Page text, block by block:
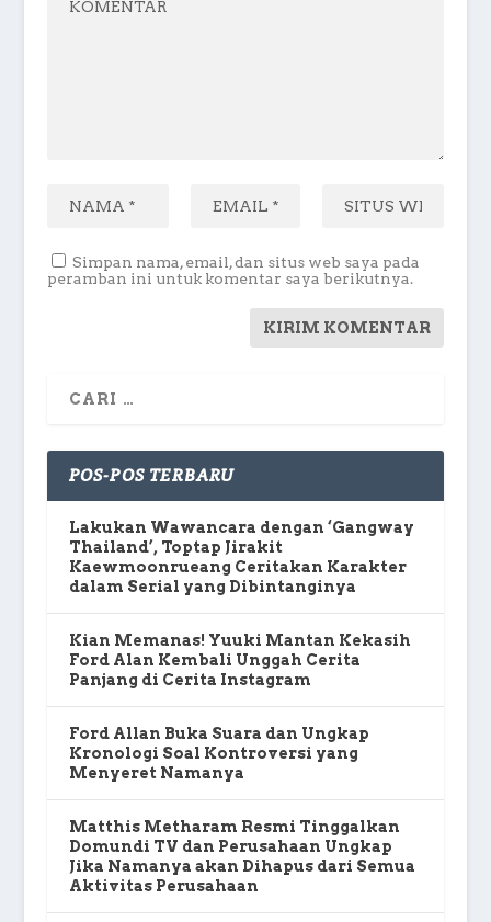
Simpan nama, email, dan situs web saya pada
peramban ini untuk komentar saya berikutnya.
POS-POS TERBARU
Lakukan Wawancara dengan ‘Gangway
Thailand’, Toptap Jirakit
Kaewmoonrueang Ceritakan Karakter
dalam Serial yang Dibintanginya
Kian Memanas! Yuuki Mantan Kekasih
Ford Alan Kembali Unggah Cerita
Panjang di Cerita Instagram
Ford Allan Buka Suara dan Ungkap
Kronologi Soal Kontroversi yang
Menyeret Namanya
Matthis Metharam Resmi Tinggalkan
Domundi TV dan Perusahaan Ungkap
Jika Namanya akan Dihapus dari Semua
Aktivitas Perusahaan